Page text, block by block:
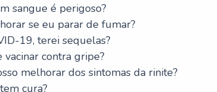
sangue é perigoso?
se eu parar de fumar?
19, terei sequelas?
vacinar contra gripe?
melhorar dos sintomas da rinite?
cura?